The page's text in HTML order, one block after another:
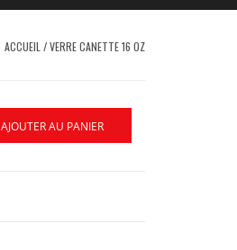
ACCUEIL /VERRE CANETTE 16 OZ
AJOUTER AU PANIER